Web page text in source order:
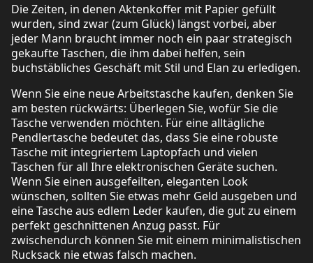
Die Zeiten, in denen Aktenkoffer mit Papier gefüllt
wurden, sind zwar (zum Glück) längst vorbei, aber
jeder Mann braucht immer noch ein paar strategisch
gekaufte Taschen, die ihm dabei helfen, sein
buchstäbliches Geschäft mit Stil und Elan zu erledigen.
Wenn Sie eine neue Arbeitstasche kaufen, denken Sie
am besten rückwärts: Überlegen Sie, wofür Sie die
Tasche verwenden möchten. Für eine alltägliche
Pendlertasche bedeutet das, dass Sie eine robuste
Tasche mit integriertem Laptopfach und vielen
Taschen für all Ihre elektronischen Geräte suchen.
Wenn Sie einen ausgefeilten, eleganten Look
wünschen, sollten Sie etwas mehr Geld ausgeben und
eine Tasche aus edlem Leder kaufen, die gut zu einem
perfekt geschnittenen Anzug passt. Für
zwischendurch können Sie mit einem minimalistischen
Rucksack nie etwas falsch machen.